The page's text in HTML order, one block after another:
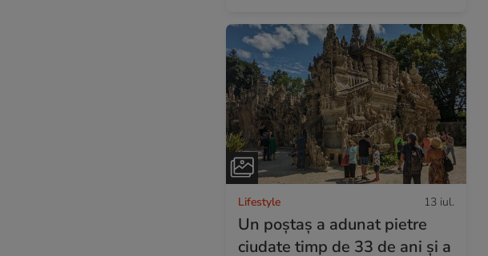
Lifestyle 13 iul.
Un poștaș a adunat pietre
ciudate timp de 33 de ani și a